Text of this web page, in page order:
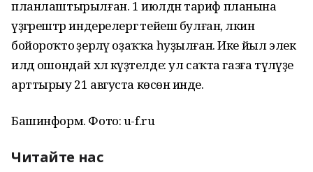
планлаштырылған. 1 июлдән тариф планына
үҙгәрештәр индерелергә тейеш булған, ләкин
бойороҡто әҙерләү оҙаҡҡа һуҙылған. Ике йыл элек
илдә ошондай хәл күҙәтелде: ул саҡта газға түләүҙе
арттырыу 21 августа көсөнә инде.
Башинформ. Фото: u-f.ru
Читайте нас